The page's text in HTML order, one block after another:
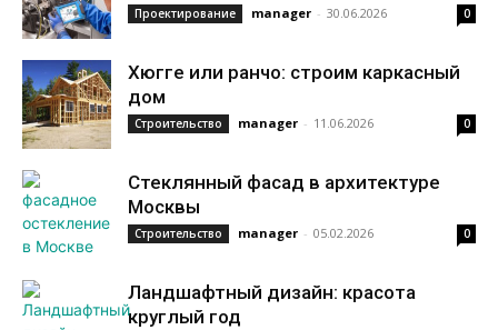
Проектирование manager - 30.06.2026 0
Хюгге или ранчо: строим каркасный
дом
Строительство manager - 11.06.2026 0
Стеклянный фасад в архитектуре
Москвы
Строительство manager - 05.02.2026 0
Ландшафтный дизайн: красота
круглый год